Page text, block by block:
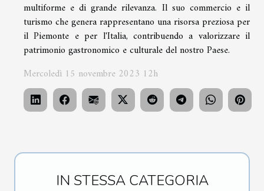
IN STESSA CATEGORIA
multiforme e di grande rilevanza. Il suo commercio e il
turismo che genera rappresentano una risorsa preziosa per
il Piemonte e per l'Italia, contribuendo a valorizzare il
patrimonio gastronomico e culturale del nostro Paese.
Mercoledì 15 novembre 2023 12h